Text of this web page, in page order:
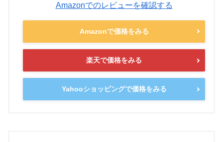
Amazonでのレビューを確認する
Amazonで価格をみる
楽天で価格をみる
Yahooショッピングで価格をみる